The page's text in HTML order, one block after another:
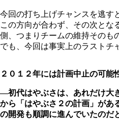
今回の打ち上げチャンスを逃す
この方向が合わず、その次とな
側、つまりチームの維持そのも
でも、今回は事実上のラストチ
２０１２年には計画中止の可能
―初代はやぶさは、あれだけ大
から「はやぶさ２の計画」があ
の開発も順調に進んでいたのだ